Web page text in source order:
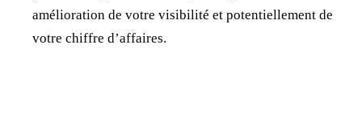
amélioration de votre visibilité et potentiellement de
votre chiffre d’affaires.